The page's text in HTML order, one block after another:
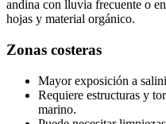
andina con lluvia frecuente o
hojas y material orgánico.
Zonas costeras
Mayor exposición a
Requiere estructuras y
marino.